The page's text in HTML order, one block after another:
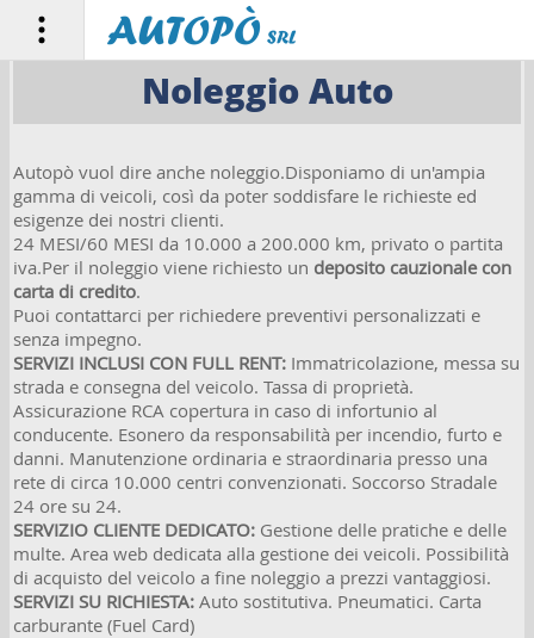
HOME PAGE
LE AUTO
CHI SIAMO
ASSISTENZA
NOLEGGIO
VENDI LA TUA AUTO
CONTATTI
♥ PREFERITI
Facebook
Whatsapp
Noleggio Auto
Autopò vuol dire anche noleggio.Disponiamo di un'ampia
gamma di veicoli, così da poter soddisfare le richieste ed
esigenze dei nostri clienti.
24 MESI/60 MESI da 10.000 a 200.000 km, privato o partita
iva.Per il noleggio viene richiesto un deposito cauzionale con
carta di credito.
Puoi contattarci per richiedere preventivi personalizzati e
senza impegno.
SERVIZI INCLUSI CON FULL RENT: Immatricolazione, messa su
strada e consegna del veicolo. Tassa di proprietà.
Assicurazione RCA copertura in caso di infortunio al
conducente. Esonero da responsabilità per incendio, furto e
danni. Manutenzione ordinaria e straordinaria presso una
rete di circa 10.000 centri convenzionati. Soccorso Stradale
24 ore su 24.
SERVIZIO CLIENTE DEDICATO: Gestione delle pratiche e delle
multe. Area web dedicata alla gestione dei veicoli. Possibilità
di acquisto del veicolo a fine noleggio a prezzi vantaggiosi.
SERVIZI SU RICHIESTA: Auto sostitutiva. Pneumatici. Carta
carburante (Fuel Card)